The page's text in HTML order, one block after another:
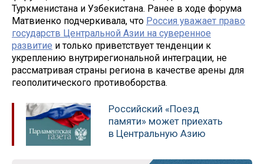
Туркменистана и Узбекистана. Ранее в ходе форума
Матвиенко подчеркивала, что Россия уважает право
государств Центральной Азии на суверенное
развитие и только приветствует тенденции к
укреплению внутрирегиональной интеграции, не
рассматривая страны региона в качестве арены для
геополитического противоборства.
Российский «Поезд
памяти» может приехать
в Центральную Азию